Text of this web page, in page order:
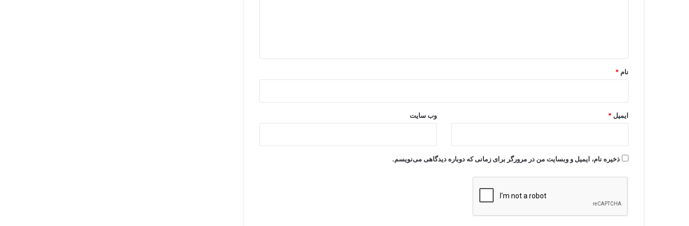
نام *
ایمیل * وب‌ سایت
ذخیره نام، ایمیل و وبسایت من در مرورگر برای زمانی که دوباره دیدگاهی می‌نویسم.